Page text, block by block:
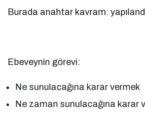
Burada anahtar kavram:
Ebeveynin görevi:
Ne sunulacağına karar vermek
Ne zaman sunulacağına karar